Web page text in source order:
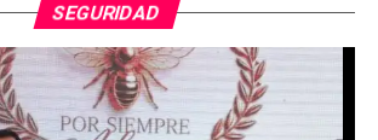
SEGURIDAD